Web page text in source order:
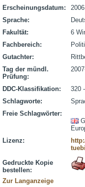
Erscheinungsdatum:
2006
Sprache:
Fakultät:
6
Fachbereich:
Gutachter:
Tag der mündl.
Prüfung:
DDC-Klassifikation:
320
Schlagworte:
Freie Schlagwörter:
Lizenz:
Gedruckte Kopie
bestellen:
Zur Langanzeige